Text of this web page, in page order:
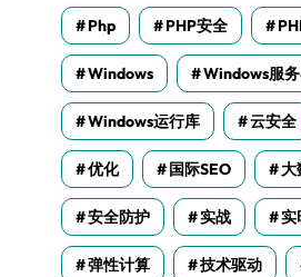
Php PHP安全
Windows Windows服
Windows运行库 云安全
优化 国际SEO 大
安全防护 实战 实
弹性计算 技术驱动